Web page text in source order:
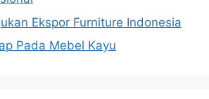
Ekspor Furniture Indonesia
Pada Mebel Kayu